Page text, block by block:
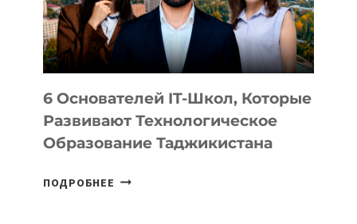
ОТ
OPENAI
6 Основателей IT-Школ, Которые
Развивают Технологическое
Образование Таджикистана
ПОДРОБНЕЕ 6